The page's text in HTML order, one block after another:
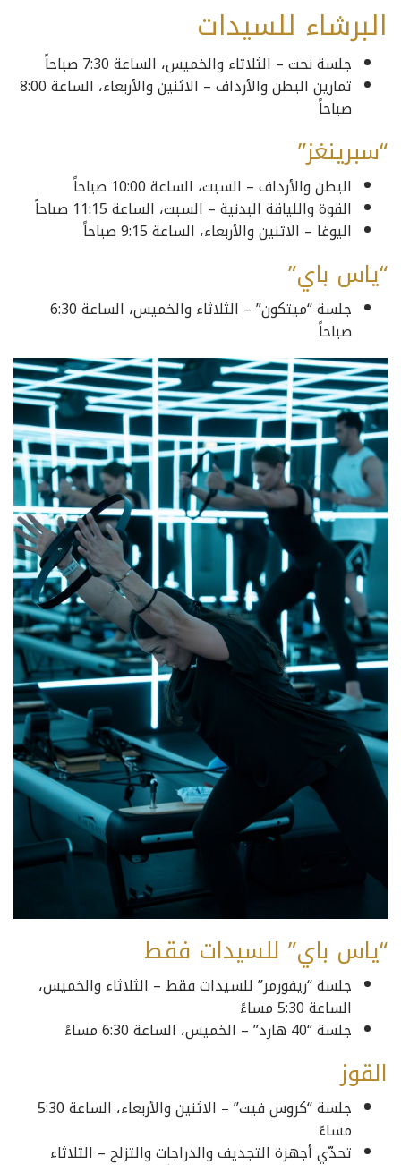
البرشاء للسيدات
جلسة نحت – الثلاثاء والخميس، الساعة 7:30 صباحاً
تمارين البطن والأرداف – الاثنين والأربعاء، الساعة 8:00
صباحاً
“سبرينغز”
البطن والأرداف – السبت، الساعة 10:00 صباحاً
القوة واللياقة البدنية – السبت، الساعة 11:15 صباحاً
اليوغا – الاثنين والأربعاء، الساعة 9:15 صباحاً
“ياس باي”
جلسة “ميتكون” – الثلاثاء والخميس، الساعة 6:30
صباحاً
“ياس باي” للسيدات فقط
جلسة “ريفورمر” للسيدات فقط – الثلاثاء والخميس،
الساعة 5:30 مساءً
جلسة “40 هارد” – الخميس، الساعة 6:30 مساءً
القوز
جلسة “كروس فيت” – الاثنين والأربعاء، الساعة 5:30
مساءً
تحدّي أجهزة التجديف والدراجات والتزلج – الثلاثاء